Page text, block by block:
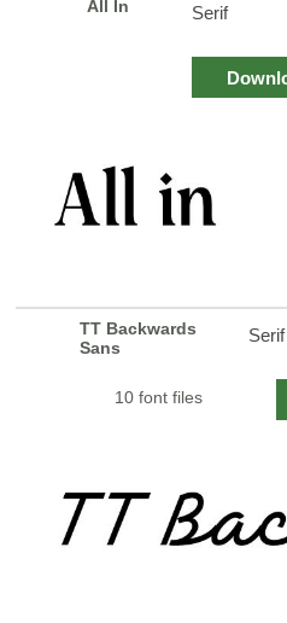
All In Serif
TT Backwards
Sans
Serif
10 font files